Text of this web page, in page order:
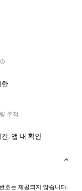
한
추적
, 앱 내 확인
호는 제공되지 않습니다.